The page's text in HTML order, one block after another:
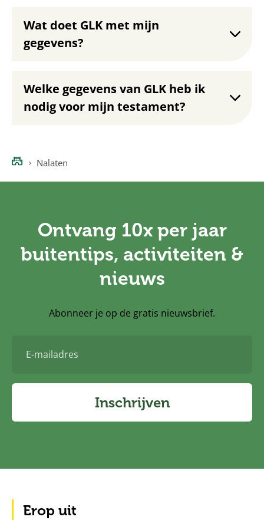
Wat doet GLK met mijn
gegevens?
Welke gegevens van GLK heb ik
nodig voor mijn testament?
Nalaten
Ontvang 10x per jaar
buitentips, activiteiten &
nieuws
Abonneer je op de gratis nieuwsbrief.
mailadres
Inschrijven
Erop uit